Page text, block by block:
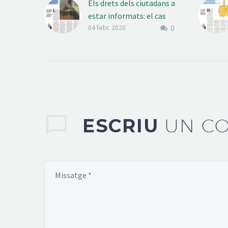
Els drets dels ciutadans a
estar informats: el cas
Iquoxe
desinformació que té…
0
04 febr. 2020
ESCRIU UN